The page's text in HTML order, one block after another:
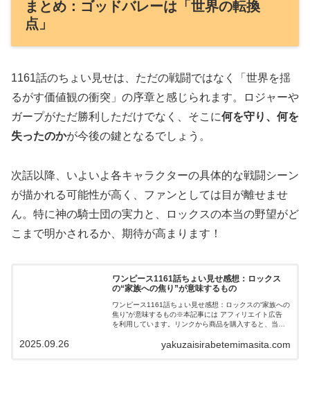
まとめ：ゴッドバレーは「世界の転換
点」
1161話のちょい見せは、ただの戦闘ではなく「世界を揺
るがす価値観の衝突」の序章と感じられます。ロジャーや
ガープがただ勝利しただけでなく、そこに何を守り、何を
失ったのかが今後の鍵となるでしょう。
次話以降、いよいよ各キャラクターの具体的な戦闘シーン
が描かれる可能性が高く、ファンとしては目が離せませ
ん。特に神の騎士団の実力と、ロックスの本当の野望がど
こまで明かされるか、期待が高まります！
ワンピース1161話ちょい見せ感想：ロックス
の“家族への焦り”が意味するもの
ワンピース1161話ちょい見せ感想：ロックスの“家族への
焦り”が意味するもの※本記事には アフィリエイト広告
を利用しています。リンクから商品を購入すると、当サ
は ebookjapanアフィ...yakuzaisirabetemimasita.com
2025.09.26